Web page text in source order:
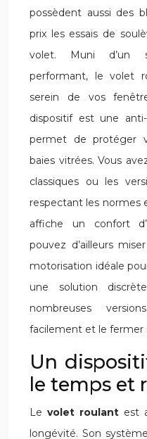
possèdent aussi des
prix les essais de
volet. Muni d’un
performant, le volet
serein de vos
dispositif est une
permet de protéger
baies vitrées. Vous
classiques ou les
respectant les normes
affiche un confort
pouvez d’ailleurs
motorisation idéale
une solution
nombreuses
facilement et le fermer
Un
le temps et
Le volet roulant est
longévité. Son